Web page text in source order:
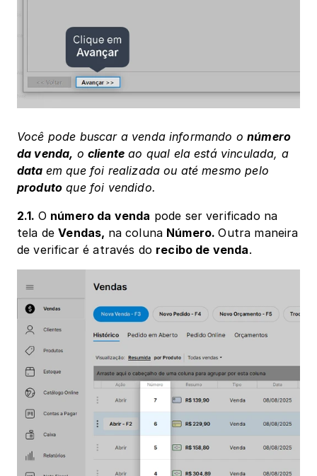
Você pode buscar a venda informando o número
da venda, o cliente
ao qual ela está vinculada, a
data
produto que foi vendido.
2.1. O número da venda pode ser verificado na
tela de Vendas, na coluna Número. Outra maneira
de verificar é através do recibo de venda.